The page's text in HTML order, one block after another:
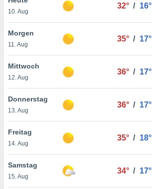
oder
Partner
es uns
das
der
Profil zu
Ihnen
finden
. Sie
jederzeit
10. Aug
32° / 16°
Morgen
11. Aug
35° / 17°
Mittwoch
12. Aug
36° / 17°
Donnerstag
13. Aug
36° / 17°
Freitag
14. Aug
35° / 18°
Samstag
15. Aug
34° / 17°